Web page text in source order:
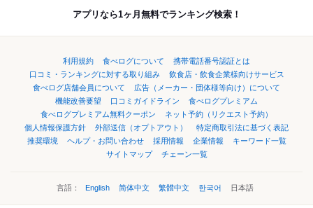
アプリなら1ヶ月無料でランキング検索！
利用規約 食べログについて
携帯電話番号認証とは
口コミ・ランキングに対する取り組み
飲食店・飲食企業様向けサービス
食べログ店舗会員について
広告（メーカー・団体様等向け）について
機能改善要望
口コミガイドライン
食べログプレミアム
食べログプレミアム無料クーポン
ネット予約（リクエスト予約）
個人情報保護方針
外部送信（オプトアウト）
特定商取引法に基づく表記
推奨環境
ヘルプ・お問い合わせ 採用情報 企業情報
キーワード一覧
サイトマップ
チェーン一覧
言語： English 简体中文 繁體中文 한국어 日本語